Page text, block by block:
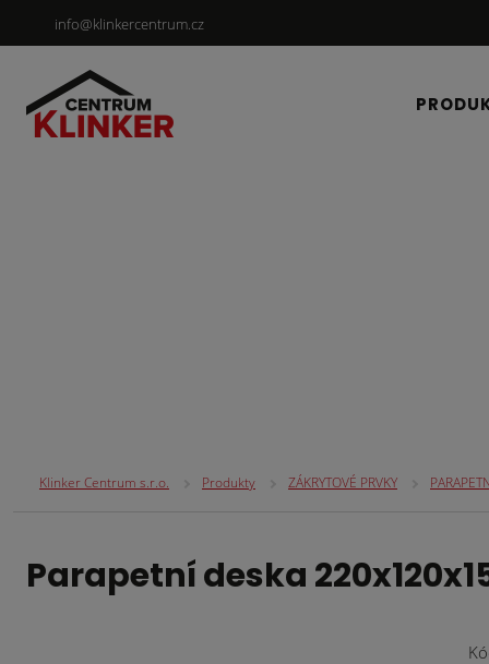
info@klinkercentrum.cz
Klinker Centrum s.r.o. Produkty ZÁKRYTOVÉ PRVKY
Parapetní deska